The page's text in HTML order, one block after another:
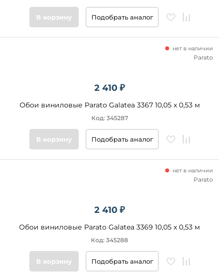
В корзину Подобрать аналог
2 410 ₽
Обои виниловые Parato Galatea 3367 10,05 x 0,53 м
нет в наличии
Код: 345287
Parato
В корзину Подобрать аналог
2 410 ₽
Обои виниловые Parato Galatea 3369 10,05 x 0,53 м
нет в наличии
Код: 345288
Parato
В корзину Подобрать аналог